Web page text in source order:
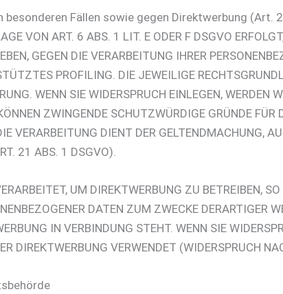
Fällen sowie gegen Direktwerbung (Art.
VON ART. 6 ABS. 1 LIT. E ODER F DSGVO
GEGEN DIE VERARBEITUNG IHRER
PROFILING. DIE JEWEILIGE
WENN SIE WIDERSPRUCH EINLEGEN, WERDEN
ZWINGENDE SCHUTZWÜRDIGE GRÜNDE
VERARBEITUNG DIENT DER GELTENDMACHUNG,
21 ABS. 1 DSGVO).
UM DIREKTWERBUNG ZU BETREIBEN,
DATEN ZUM ZWECKE DERARTIGER
IN VERBINDUNG STEHT. WENN SIE
DIREKTWERBUNG VERWENDET (WIDERSPRUCH